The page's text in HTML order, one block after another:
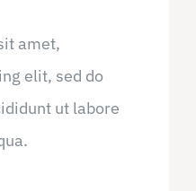
amet,
elit, sed do
ut labore